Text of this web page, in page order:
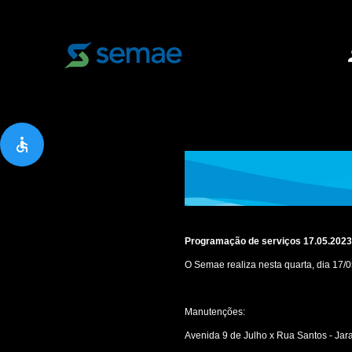
accessible
Programação de serviços 17.05.2023
O Semae realiza nesta quarta, dia 17/
Manutenções:
Avenida 9 de Julho x Rua Santos -